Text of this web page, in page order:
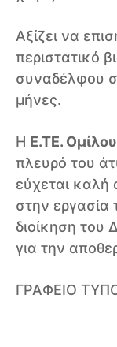
Αξίζει να
περιστατικό
συναδέλφου
μήνες.
Η Ε.ΤΕ.
πλευρό του
εύχεται καλή
στην
διοίκηση του
για την
ΓΡΑΦΕΙΟ